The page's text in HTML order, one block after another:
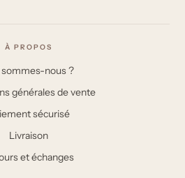
À PROPOS
sommes-nous ?
générales de vente
sécurisé
Livraison
et échanges